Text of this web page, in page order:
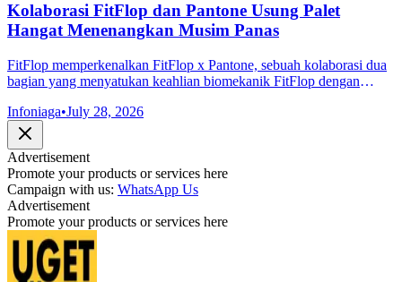
Kolaborasi FitFlop dan Pantone Usung Palet
Hangat Menenangkan Musim Panas
FitFlop memperkenalkan FitFlop x Pantone, sebuah kolaborasi dua
bagian yang menyatukan keahlian biomekanik FitFlop dengan
Infoniaga•July 28, 2026
Advertisement
Promote your products or services here
Campaign with us: WhatsApp Us
Advertisement
Promote your products or services here